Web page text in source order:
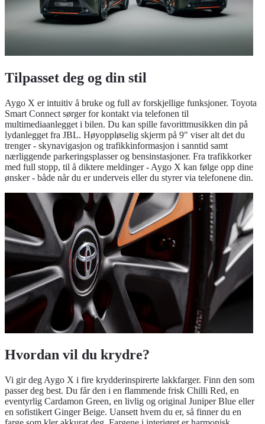
Tilpasset deg og din stil
Aygo X er intuitiv å bruke og full av forskjellige funksjoner. Toyota
Smart Connect sørger for kontakt via telefonen til
multimediaanlegget i bilen. Du kan spille favorittmusikken din på
lydanlegget fra JBL. Høyoppløselig skjerm på 9" viser alt det du
trenger - skynavigasjon og trafikkinformasjon i sanntid samt
nærliggende parkeringsplasser og bensinstasjoner. Fra trafikkorker
med full stopp, til å diktere meldinger - Aygo X kan følge opp dine
ønsker - både når du er underveis eller du styrer via telefonene din.
Hvordan vil du krydre?
Vi gir deg Aygo X i fire krydderinspirerte lakkfarger. Finn den som
passer deg best. Du får den i en flammende frisk Chilli Red, en
eventyrlig Cardamon Green, en livlig og original Juniper Blue eller
en sofistikert Ginger Beige. Uansett hvem du er, så finner du en